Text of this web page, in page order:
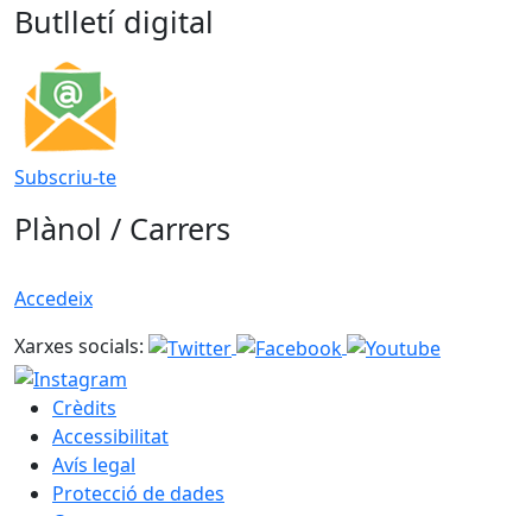
Butlletí digital
Subscriu-te
Plànol / Carrers
Accedeix
Xarxes socials:
Crèdits
Accessibilitat
Avís legal
Protecció de dades